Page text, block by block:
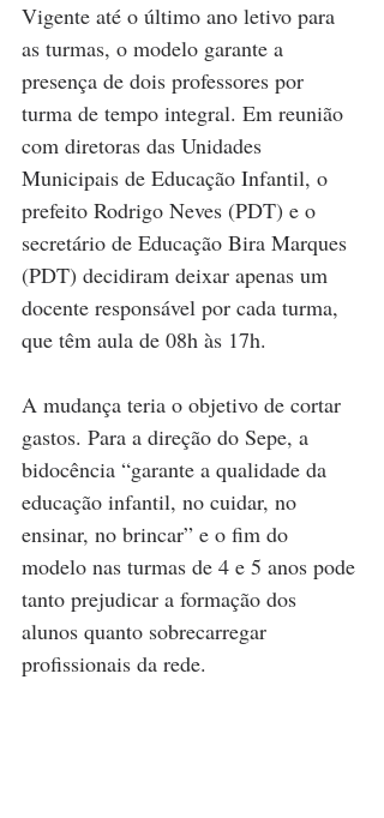
Vigente até o último ano letivo para
as turmas, o modelo garante a
presença de dois professores por
turma de tempo integral. Em reunião
com diretoras das Unidades
Municipais de Educação Infantil, o
prefeito Rodrigo Neves (PDT) e o
secretário de Educação Bira Marques
(PDT) decidiram deixar apenas um
docente responsável por cada turma,
que têm aula de 08h às 17h.
A mudança teria o objetivo de cortar
gastos. Para a direção do Sepe, a
bidocência “garante a qualidade da
educação infantil, no cuidar, no
ensinar, no brincar” e o fim do
modelo nas turmas de 4 e 5 anos pode
tanto prejudicar a formação dos
alunos quanto sobrecarregar
profissionais da rede.